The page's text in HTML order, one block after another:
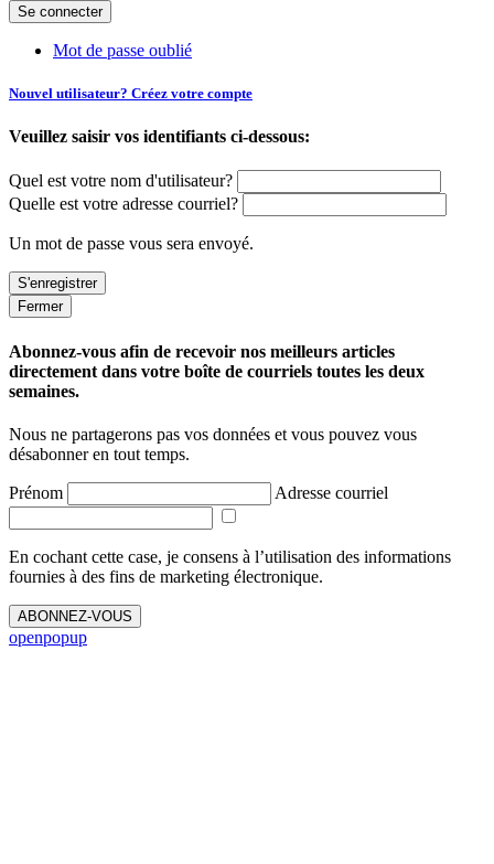
Mot de passe oublié
Nouvel utilisateur? Créez votre compte
Veuillez saisir vos identifiants ci-dessous:
Quel est votre nom d'utilisateur?
Quelle est votre adresse courriel?
Un mot de passe vous sera envoyé.
Fermer
Abonnez-vous afin de recevoir nos meilleurs articles
directement dans votre boîte de courriels toutes les deux
semaines.
Nous ne partagerons pas vos données et vous pouvez vous
désabonner en tout temps.
Prénom Adresse courriel
En cochant cette case, je consens à l’utilisation des informations
fournies à des fins de marketing électronique.
ABONNEZ-VOUS
openpopup